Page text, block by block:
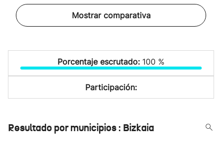
Mostrar comparativa
Porcentaje escrutado: 100 %
Participación:
Resultado por municipios : Bizkaia